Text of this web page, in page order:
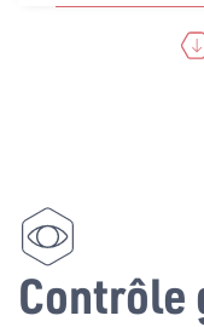
Contrôle